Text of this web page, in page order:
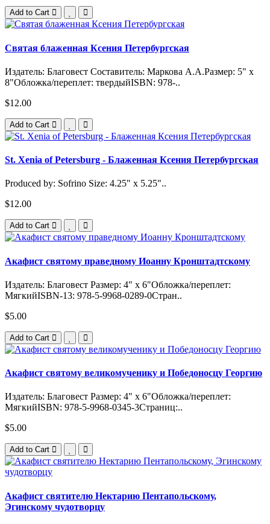
Add to Cart
Святая блаженная Ксения Петербургская
Издатель: Благовест Составитель: Маркова А.А.Размер: 5" x
8"Обложка/переплет: твердыйISBN: 978-..
$12.00
Add to Cart
St. Xenia of Petersburg - Блаженная Ксения Петербургская
Produced by: Sofrino Size: 4.25" x 5.25"..
$12.00
Add to Cart
Акафист святому праведному Иоанну Кронштадтскому
Издатель: Благовест Размер: 4" x 6"Обложка/переплет:
МягкийISBN-13: 978-5-9968-0289-0Стран..
$5.00
Add to Cart
Акафист святому великомученику и Победоносцу Георгию
Издатель: Благовест Размер: 4" x 6"Обложка/переплет:
МягкийISBN: 978-5-9968-0345-3Страниц:..
$5.00
Add to Cart
Акафист святителю Нектарию Пентапольскому,
Эгинскому чудотворцу